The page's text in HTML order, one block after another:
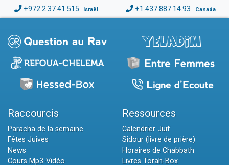
+972.2.37.41.515 Israël +1.437.887.14.93 Canada
Raccourcis
Paracha de la semaine
Fêtes Juives
News
Cours Mp3-Vidéo
Ressources
Calendrier Juif
Sidour (livre de prière)
Horaires de Chabbath
Livres Torah-Box